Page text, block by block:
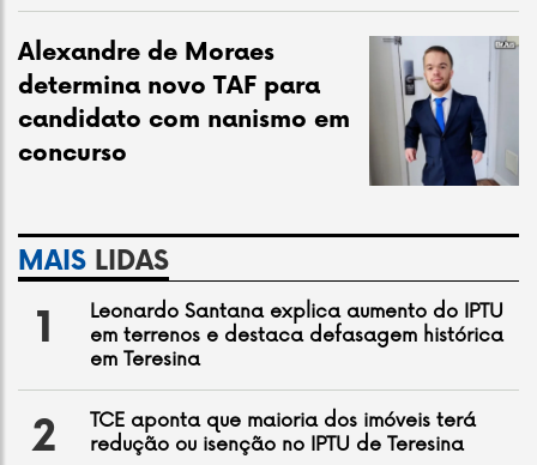
Alexandre de Moraes
determina novo TAF para
candidato com nanismo em
concurso
MAIS LIDAS
1
Leonardo Santana explica aumento do IPTU
em terrenos e destaca defasagem histórica
em Teresina
2
TCE aponta que maioria dos imóveis terá
redução ou isenção no IPTU de Teresina